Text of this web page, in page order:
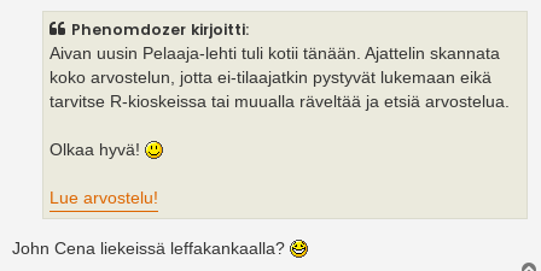
Phenomdozer kirjoitti:
Aivan uusin Pelaaja-lehti tuli kotii tänään. Ajattelin skannata
koko arvostelun, jotta ei-tilaajatkin pystyvät lukemaan eikä
tarvitse R-kioskeissa tai muualla räveltää ja etsiä arvostelua.
Olkaa hyvä!
Lue arvostelu!
John Cena liekeissä leffakankaalla?